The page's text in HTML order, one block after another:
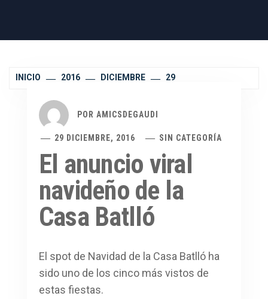
INICIO 2016 DICIEMBRE 29
POR AMICSDEGAUDI
29 DICIEMBRE, 2016 SIN CATEGORÍA
El anuncio viral
navideño de la
Casa Batlló
El spot de Navidad de la Casa Batlló ha
sido uno de los cinco más vistos de
estas fiestas.